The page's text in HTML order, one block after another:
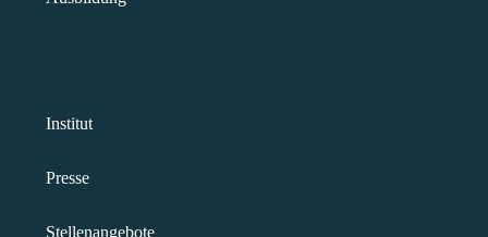
Institut
Presse
Stellenangebote